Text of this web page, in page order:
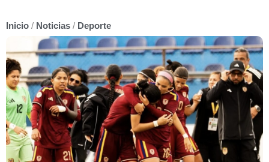
Inicio / Noticias / Deporte